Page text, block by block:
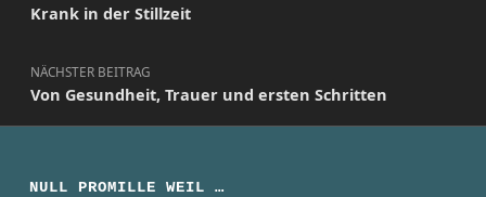
Krank in der Stillzeit
NÄCHSTER BEITRAG
Von Gesundheit, Trauer und ersten Schritten
NULL PROMILLE WEIL …